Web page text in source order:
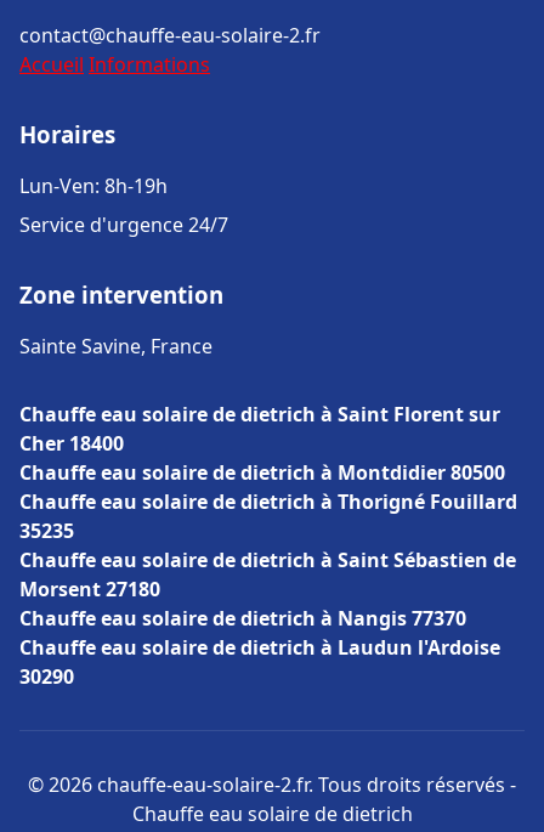
contact@chauffe-eau-solaire-2.fr
Accueil Informations
Horaires
Lun-Ven: 8h-19h
Service d'urgence 24/7
Zone intervention
Sainte Savine, France
Chauffe eau solaire de dietrich à Saint Florent sur
Cher 18400
Chauffe eau solaire de dietrich à Montdidier 80500
Chauffe eau solaire de dietrich à Thorigné Fouillard
35235
Chauffe eau solaire de dietrich à Saint Sébastien de
Morsent 27180
Chauffe eau solaire de dietrich à Nangis 77370
Chauffe eau solaire de dietrich à Laudun l'Ardoise
30290
© 2026 chauffe-eau-solaire-2.fr. Tous droits réservés -
Chauffe eau solaire de dietrich